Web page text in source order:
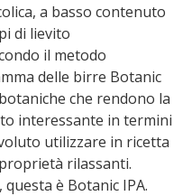
a basso contenuto
di lievito
il metodo
delle birre Botanic
che rendono la
interessante in termini
utilizzare in ricetta
rilassanti.
è Botanic IPA.